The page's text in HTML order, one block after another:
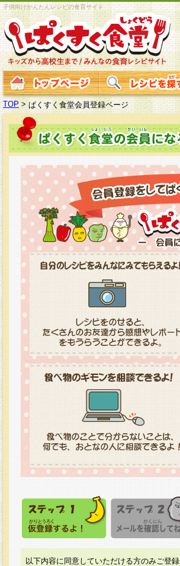
子供向けかんたんレシピの食育サイト
TOP > ぱくすく食堂会員登録ページ
以下内容に同意していただける方のみご登録